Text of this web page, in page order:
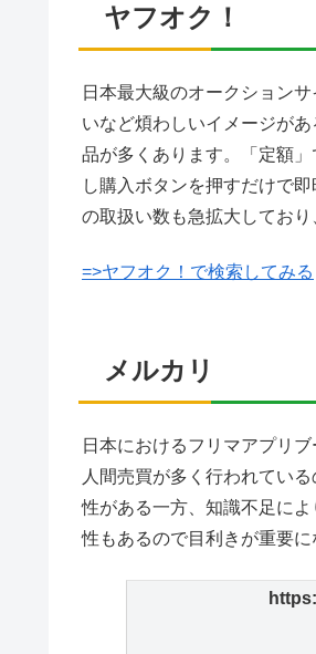
ヤフオク！
日本最大級のオークション
いなど煩わしいイメージが
品が多くあります。「定額
し購入ボタンを押すだけで
の取扱い数も急拡大してお
=>ヤフオク！で検索してみる
メルカリ
日本におけるフリマアプリ
人間売買が多く行われてい
性がある一方、知識不足に
性もあるので目利きが重要に